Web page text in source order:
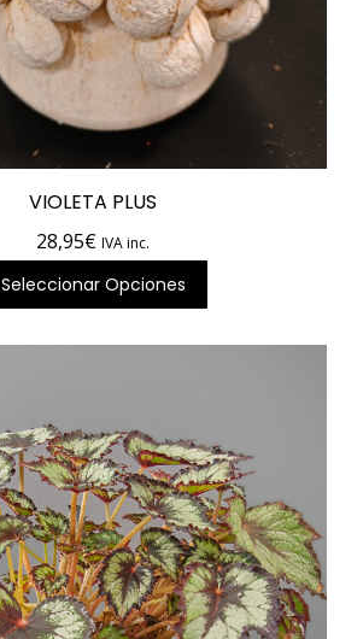
VIOLETA PLUS
28,95€ IVA inc.
Seleccionar Opciones